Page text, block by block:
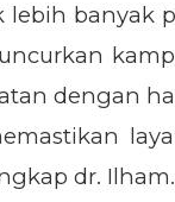
banyak
dengan
dr. Ilham.